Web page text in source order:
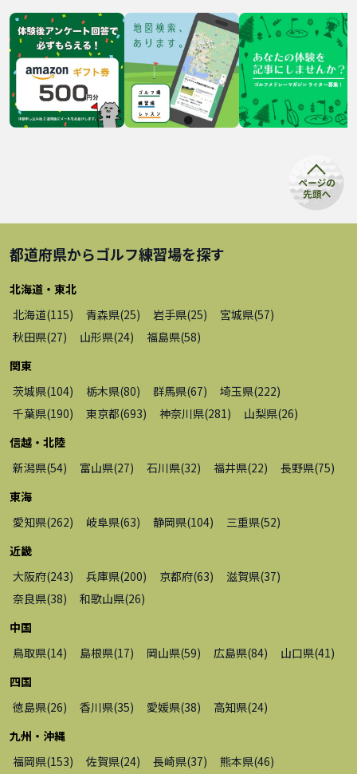
都道府県からゴルフ練習場を探す
北海道・東北
北海道(115) 青森県(25) 岩手県(25) 宮城県(57)
秋田県(27) 山形県(24) 福島県(58)
関東
茨城県(104) 栃木県(80) 群馬県(67) 埼玉県(222)
千葉県(190) 東京都(693) 神奈川県(281 ) 山梨県(26)
信越・北陸
新潟県(54) 富山県(27) 石川県(32) 福井県(22) 長野県(75)
東海
愛知県(262) 岐阜県(63) 静岡県(104) 三重県(52)
近畿
大阪府(243) 兵庫県(200) 京都府(63) 滋賀県(37)
奈良県(38) 和歌山県(26)
中国
鳥取県(14) 島根県(17) 岡山県(59) 広島県(84) 山口県(41 )
四国
徳島県(26) 香川県(35) 愛媛県(38) 高知県(24)
九州・沖縄
福岡県(153) 佐賀県(24) 長崎県(37) 熊本県(46)